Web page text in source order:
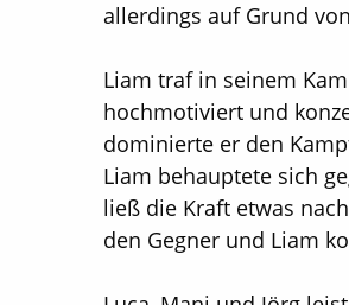
allerdings auf Grund
Liam traf in seinem
hochmotiviert und
dominierte er den
Liam behauptete sich
ließ die Kraft etwas
den Gegner und Liam